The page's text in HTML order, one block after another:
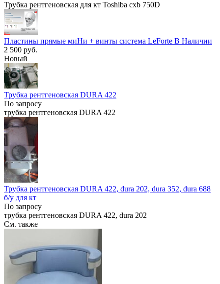
Трубка рентгеновская для кт Toshiba сxb 750D
Пластины прямые миНи + винты система LeForte В Наличии
2 500 руб.
Новый
Трубка рентгеновская DURA 422
По запросу
трубка рентгеновская DURA 422
Трубка рентгеновская DURA 422, dura 202, dura 352, dura 688
б/у для кт
По запросу
трубка рентгеновская DURA 422, dura 202
См. также